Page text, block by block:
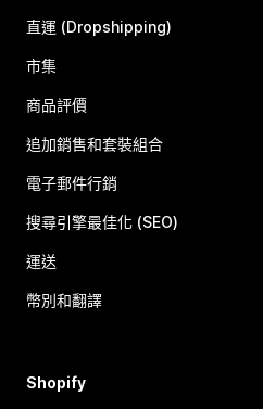
直運 (Dropshipping)
市集
商品評價
追加銷售和套裝組合
電子郵件行銷
搜尋引擎最佳化 (SEO)
運送
幣別和翻譯
Shopify